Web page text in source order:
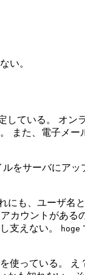
い。
している。 オン
また、電子メー
をサーバにア
にも、ユーザ名
カウントがある
支えない。
hoge
を使っている。 え